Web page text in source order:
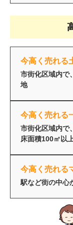
今高く売れる
市街化区域内で
地
今高く売れる
市街化区域内で
床面積100㎡以
今高く売れる
駅など街の中心